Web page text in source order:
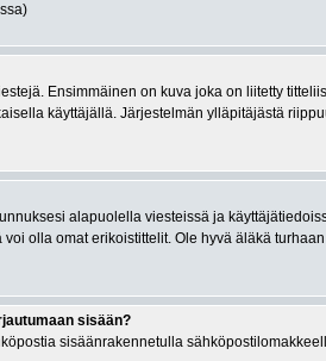
Ensimmäinen on kuva joka on liitetty
käyttäjällä. Järjestelmän ylläpitäjästä
alapuolella viesteissä ja
olla omat erikoistittelit. Ole hyvä äläkä
sisään?
sisäänrakennetulla